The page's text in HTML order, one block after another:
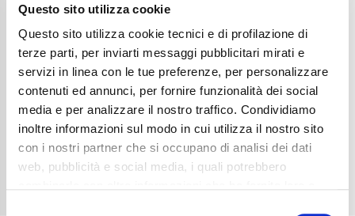
Questo sito utilizza cookie
Questo sito utilizza cookie tecnici e di profilazione di
terze parti, per inviarti messaggi pubblicitari mirati e
servizi in linea con le tue preferenze, per personalizzare
contenuti ed annunci, per fornire funzionalità dei social
media e per analizzare il nostro traffico. Condividiamo
inoltre informazioni sul modo in cui utilizza il nostro sito
con i nostri partner che si occupano di analisi dei dati
web, pubblicità e social media, i quali potrebbero
Anni
Tipo Di Carburante
Elettrica/Diesel
Cambio
Automatico
Normativa Euro
Euro 6d
Dettaglio